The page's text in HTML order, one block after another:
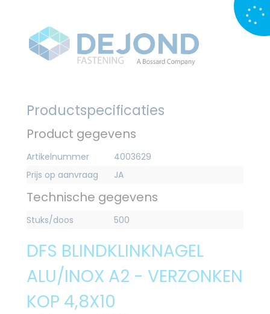
Productspecificaties
Product gegevens
Artikelnummer
4003629
Prijs op aanvraag
JA
Technische gegevens
Stuks/doos 500
DFS BLINDKLINKNAGEL
ALU/INOX A2 - VERZONKEN
KOP 4,8X10